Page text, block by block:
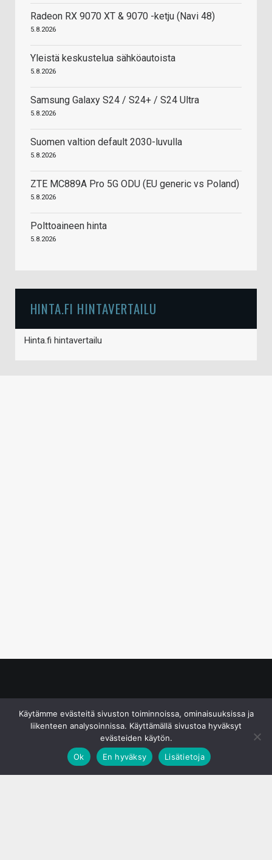
Radeon RX 9070 XT & 9070 -ketju (Navi 48)
5.8.2026
Yleistä keskustelua sähköautoista
5.8.2026
Samsung Galaxy S24 / S24+ / S24 Ultra
5.8.2026
Suomen valtion default 2030-luvulla
5.8.2026
ZTE MC889A Pro 5G ODU (EU generic vs Poland)
5.8.2026
Polttoaineen hinta
5.8.2026
HINTA.FI HINTAVERTAILU
Hinta.fi hintavertailu
Käytämme evästeitä sivuston toiminnoissa, ominaisuuksissa ja
liikenteen analysoinnissa. Käyttämällä sivustoa hyväksyt
evästeiden käytön.
Ok
En hyväksy Lisätietoja